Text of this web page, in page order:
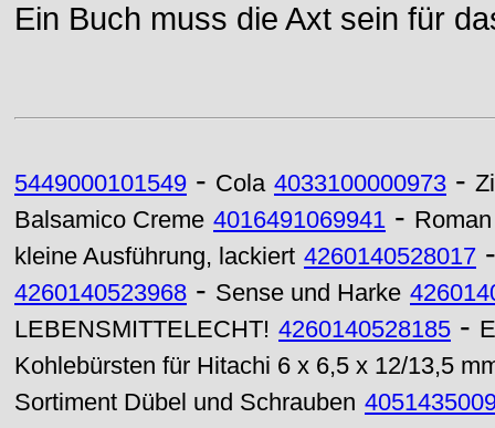
Ein Buch muss die Axt sein für
5449000101549 - Cola 4033100000973 -
Balsamico Creme 4016491069941 - Roman
kleine Ausführung, lackiert 4260140528017
4260140523968 - Sense und Harke
LEBENSMITTELECHT! 4260140528185 -
Kohlebürsten für Hitachi 6 x 6,5 x 12/13,5
Sortiment Dübel und Schrauben